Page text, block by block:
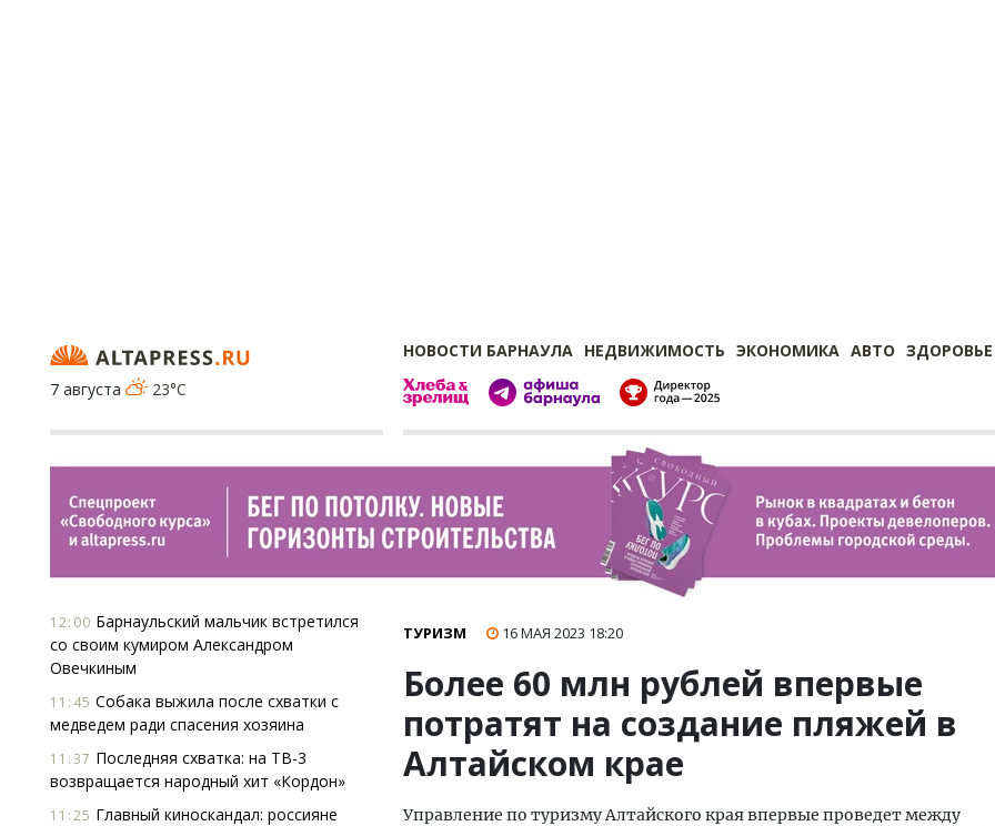
НОВОСТИ БАРНАУЛА НЕДВИЖИМОСТЬ ЭКОНОМИКА АВТО ЗДОРОВЬЕ
7 августа
23°C
12:00 Барнаульский мальчик встретился
со своим кумиром Александром
Овечкиным
11:45 Собака выжила после схватки с
медведем ради спасения хозяина
11:37 Последняя схватка: на ТВ-3
возвращается народный хит «Кордон»
11:25 Главный киноскандал: россияне
ТУРИЗМ 16 МАЯ 2023 18:20
Более 60 млн рублей впервые
потратят на создание пляжей в
Алтайском крае
Управление по туризму Алтайского края впервые проведет между